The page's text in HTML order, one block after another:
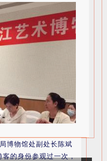
博物馆处副处长陈斌
的身份参观过一次，